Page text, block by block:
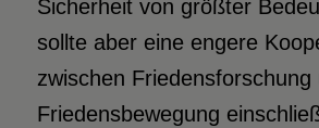
Sicherheit von größter
sollte aber eine engere
zwischen Friedensforschung
Friedensbewegung